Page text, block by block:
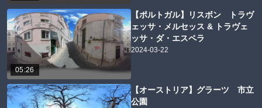
05:26
【ポルトガル】リスボン トラヴ
ェッサ・メルセッス & トラヴェ
ッサ・ダ・エスペラ
2024-03-22
【オーストリア】グラーツ 市立
公園